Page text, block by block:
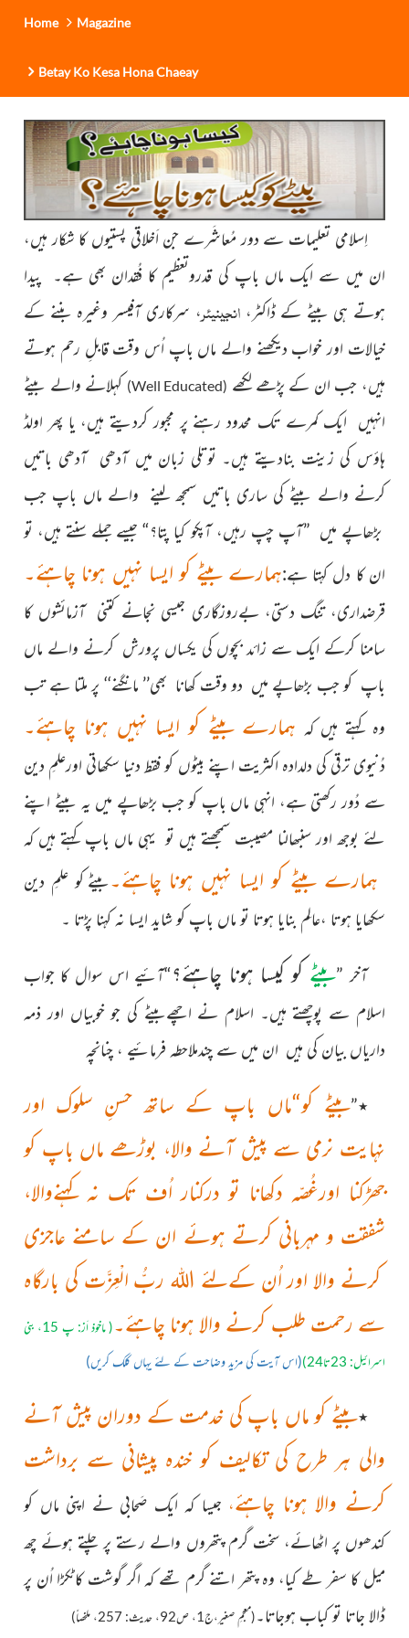
Home Magazine
Betay Ko Kesa Hona Chaeay
اِسلامی تعلیمات سے دور مُعاشَرے جن اَخلاقی پستیوں کا شکار ہیں،
ان میں سے ایک ماں باپ کی قدروتعظیم کا فُقدان بھی ہے۔ پیدا
ہوتے ہی بیٹے کے ڈاکٹر، انجینیئر، سرکاری آفیسر وغیرہ بننے کے
خیالات اور خواب دیکھنے والے ماں باپ اُس وقت قابلِ رحم ہوتے
ہیں، جب ان کے پڑھے لکھے (
Well Educated
) کہلانے والے بیٹے
انہیں ایک کمرے تک محدود رہنے پر مجبور کردیتے ہیں، یا پھر اولڈ
ہاؤس کی زینت بنادیتے ہیں۔ توتلی زبان میں آدھی آدھی باتیں
کرنے والے بیٹے کی ساری باتیں سمجھ لینے والے ماں باپ جب
بڑھاپے میں ”آپ چپ رہیں، آپکو کیا پتا؟“ جیسے جملے سنتے ہیں، تو
ان کا دل کہتا ہے:ہمارے بیٹے کو ایسا نہیں ہونا چاہئے۔
قرضداری، تنگ دستی، بےروزگاری جیسی نجانے کتنی آزمائشوں کا
سامنا کرکے ایک سے زائد بچوں کی یکساں پرورش کرنے والے ماں
باپ کو جب بڑھاپے میں دو وقت کھانا بھی’’ مانگنے‘‘ پر ملتا ہے تب
وہ کہتے ہیں کہ ہمارے بیٹے کو ایسا نہیں ہونا چاہئے۔
دُنیوی ترقی کی دلدادہ اکثریت اپنے بیٹوں کو فقط دنیا سکھاتی اورعلمِ دین
سے دُور رکھتی ہے، انہی ماں باپ کو جب بڑھاپے میں یہ بیٹے اپنے
لئے بوجھ اور سنبھالنا مصیبت سمجھتے ہیں تو یہی ماں باپ کہتے ہیں کہ
ہمارے بیٹے کو ایسا نہیں ہونا چاہئے۔بیٹے کو علمِ دین
سکھایا ہوتا ،عالِم بنایا ہوتا تو ماں باپ کو شاید ایسا نہ کہنا پڑتا ۔
آخر ”بیٹے کو کیسا ہونا چاہئے؟“آئیے اس سوال کا جواب
اسلام سے پوچھتے ہیں۔ اسلام نے اچھےبیٹے کی جو خوبیاں اور ذمہ
داریاں بیان کی ہیں ان میں سے چندملاحطہ فرمائیے ، چنانچہ
٭”بیٹے کو“ماں باپ کے ساتھ حسنِ سلوک اور
نہایت نرمی سے پیش آنے والا، بوڑھے ماں باپ کو
جھڑکنا اورغُصّہ دکھانا تو درکنار اُف تک نہ کہنےوالا،
شفقت و مہربانی کرتے ہوئے ان کے سامنے عاجزی
کرنے والا اور اُن کےلئے اللہ ربُّ الْعِزَّت کی بارگاہ
سے رحمت طلب کرنے والا ہونا چاہئے۔
( ماخوذ اَز: پ 15، بنی
اسرائیل: 23تا24) (اس آیت کی مزید وضاحت کے لئے یہاں کلک کریں)
٭بیٹے کو ماں باپ کی خدمت کے دوران پیش آنے
والی ہر طرح کی تکالیف کو خندہ پیشانی سے برداشت
کرنے والا ہونا چاہئے، جیسا کہ ایک صَحابی نے اپنی ماں کو
کندھوں پر اٹھائے، سخت گرم پتھروں والے رستے پر چلتے ہوئے چھ
میل کا سفر طے کیا، وہ پتھر اتنے گرم تھے کہ اگر گوشت کاٹکڑا اُن پر
ڈالا جاتا تو کباب ہوجاتا۔(معجمِ صغیر،ج1، ص92، حدیث: 257، ملخصاً)